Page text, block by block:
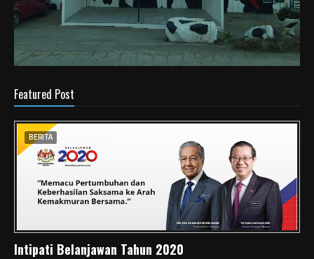
Featured Post
BERITA
Intipati Belanjawan Tahun 2020